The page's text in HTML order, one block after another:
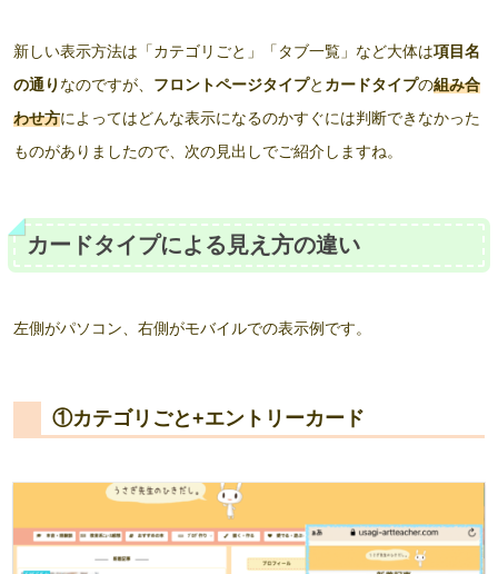
新しい表示方法は「カテゴリごと」「タブ一覧」など大体は項目名
の通り なのですが、 フロントページタイプと カードタイプの組み合
わせ方によってはどんな表示になるのかすぐには判断できなかった
ものがありましたので、次の見出しでご紹介しますね。
カードタイプによる見え方の違い
左側がパソコン、右側がモバイルでの表示例です。
①カテゴリごと+エントリーカード